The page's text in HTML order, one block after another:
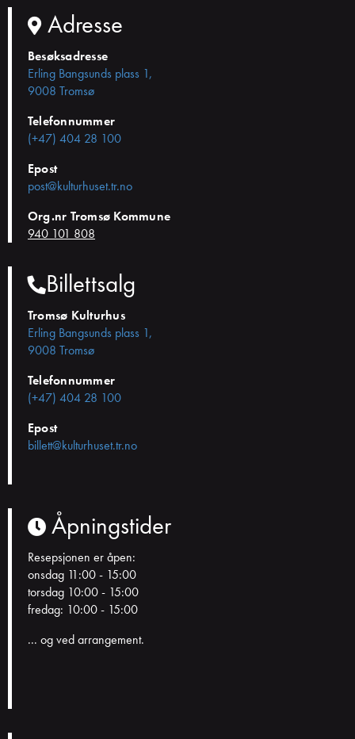
Adresse
Besøksadresse
Erling Bangsunds plass 1,
9008 Tromsø
Telefonnummer
(+47) 404 28 100
Epost
post@kulturhuset.tr.no
Org.nr Tromsø Kommune
940 101 808
Billettsalg
Tromsø Kulturhus
Erling Bangsunds plass 1,
9008 Tromsø
Telefonnummer
(+47) 404 28 100
Epost
billett@kulturhuset.tr.no
Åpningstider
Resepsjonen er åpen:
onsdag 11:00 - 15:00
torsdag 10:00 - 15:00
fredag: 10:00 - 15:00
... og ved arrangement.